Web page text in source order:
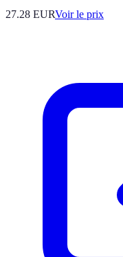
27.28 EURVoir le prix